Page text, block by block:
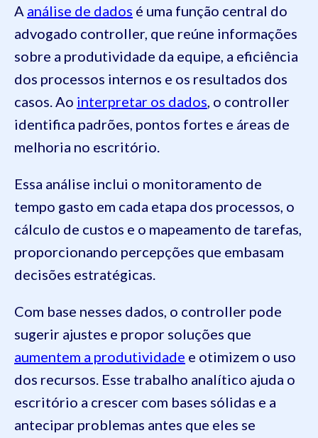
A análise de dados é uma função central do
advogado controller, que reúne informações
sobre a produtividade da equipe, a eficiência
dos processos internos e os resultados dos
casos. Ao interpretar os dados, o controller
identifica padrões, pontos fortes e áreas de
melhoria no escritório.
Essa análise inclui o monitoramento de
tempo gasto em cada etapa dos processos, o
cálculo de custos e o mapeamento de tarefas,
proporcionando percepções que embasam
decisões estratégicas.
Com base nesses dados, o controller pode
sugerir ajustes e propor soluções que
aumentem a produtividade e otimizem o uso
dos recursos. Esse trabalho analítico ajuda o
escritório a crescer com bases sólidas e a
antecipar problemas antes que eles se